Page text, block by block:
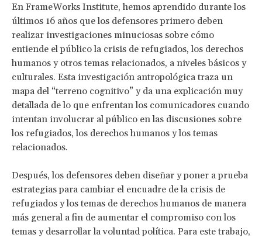
En FrameWorks Institute, hemos aprendido durante los
últimos 16 años que los defensores primero deben
realizar investigaciones minuciosas sobre cómo
entiende el público la crisis de refugiados, los derechos
humanos y otros temas relacionados, a niveles básicos y
culturales. Esta investigación antropológica traza un
mapa del “terreno cognitivo” y da una explicación muy
detallada de lo que enfrentan los comunicadores cuando
intentan involucrar al público en las discusiones sobre
los refugiados, los derechos humanos y los temas
relacionados.
Después, los defensores deben diseñar y poner a prueba
estrategias para cambiar el encuadre de la crisis de
refugiados y los temas de derechos humanos de manera
más general a fin de aumentar el compromiso con los
temas y desarrollar la voluntad política. Para este trabajo,